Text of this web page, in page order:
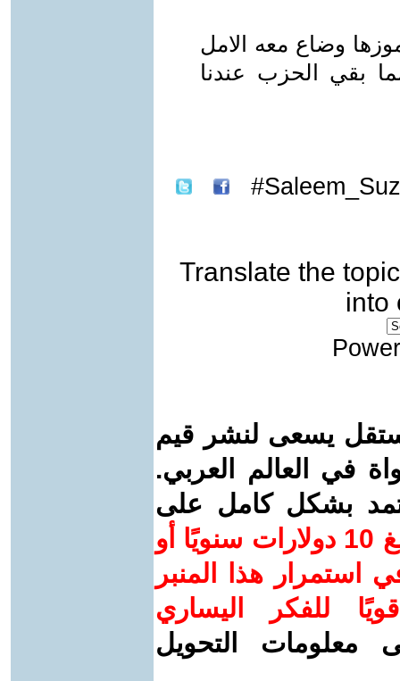
وضاع معه الامل
بقي الحزب عندنا
Translate the topic
into
يسعى لنشر قيم
في العالم العربي.
بشكل كامل على
ساهم/ي معنا! بدعمكم بمبلغ 10 دولارات سنويًا أو
استمرار هذا المنبر
للفكر اليساري
معلومات التحويل